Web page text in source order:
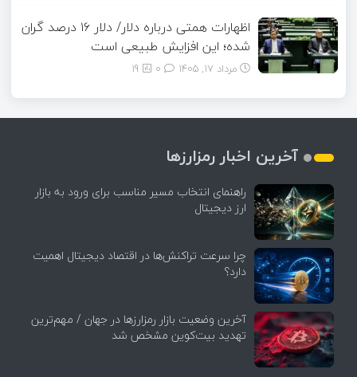
اظهارات همتی درباره دلار/ دلار ۱۶ درصد گران
شده؛ این افزایش طبیعی است
مرداد ۱۷, ۱۴۰۵ 19
آخرین اخبار رمزارزها
راهنمای انتخاب مسیر مناسب برای ورود به بازار
ارز دیجیتال
چرا سرعت تراکنش‌ها در اقتصاد دیجیتال اهمیت
دارد؟
آخرین وضعیت بازار رمزارزها در جهان / مهم‌ترین
تهدید بیت‌کوین مشخص شد